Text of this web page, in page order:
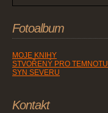
Fotoalbum
MOJE KNIHY
STVOŘENÝ PRO TEMNOTU
SYN SEVERU
Kontakt